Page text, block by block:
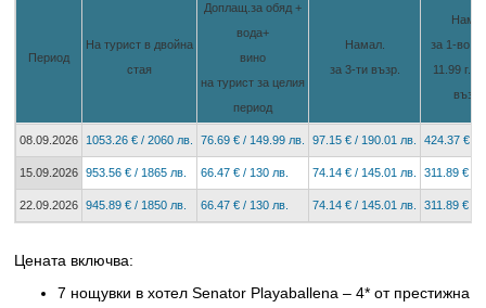
Период
На турист в двойна
стая
Доплащ.за обяд +
вода+
вино
на турист за целия
период
Намал.
за 3-ти възр.
за 1-во
11.99 г.
08.09.2026 1053.26 € / 2060 лв. 76.69 € / 149.99 лв. 97.15 € / 190.01 лв. 424.37 € /
15.09.2026 953.56 € / 1865 лв. 66.47 € / 130 лв. 74.14 € / 145.01 лв. 311.89 € /
22.09.2026 945.89 € / 1850 лв. 66.47 € / 130 лв. 74.14 € / 145.01 лв. 311.89 € /
Цената включва:
7 нощувки в хотел Senator Playaballena – 4* от престижна